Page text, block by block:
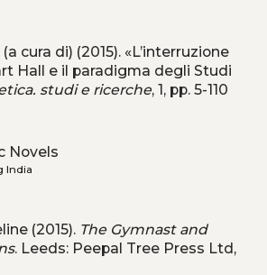
cura di) (2015). «L’interruzione
Hall e il paradigma degli Studi
studi e ricerche, 1, pp. 5-110
Novels
India
(2015). The Gymnast and
. Leeds: Peepal Tree Press Ltd,